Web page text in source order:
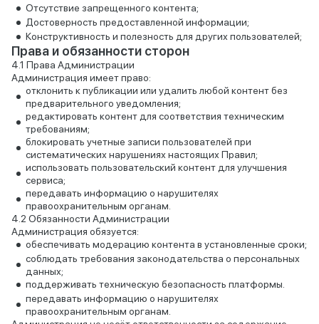
Отсутствие запрещенного контента;
Достоверность предоставленной информации;
Конструктивность и полезность для других пользователей;
Права и обязанности сторон
Права Администрации
Администрация имеет право:
отклонить к публикации или удалить любой контент без
предварительного уведомления;
редактировать контент для соответствия техническим
требованиям;
блокировать учетные записи пользователей при
систематических нарушениях настоящих Правил;
использовать пользовательский контент для улучшения
сервиса;
передавать информацию о нарушителях
правоохранительным органам.
Обязанности Администрации
Администрация обязуется:
обеспечивать модерацию контента в установленные сроки;
соблюдать требования законодательства о персональных
данных;
поддерживать техническую безопасность платформы.
передавать информацию о нарушителях
правоохранительным органам.